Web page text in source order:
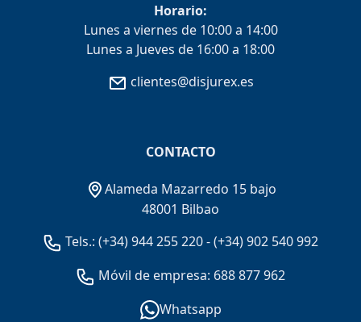
Horario:
Lunes a viernes de 10:00 a 14:00
Lunes a Jueves de 16:00 a 18:00
clientes@disjurex.es
CONTACTO
Alameda Mazarredo 15 bajo
48001 Bilbao
Tels.: (+34) 944 255 220-(+34) 902 540 992
Móvil de empresa: 688 877 962
Whatsapp